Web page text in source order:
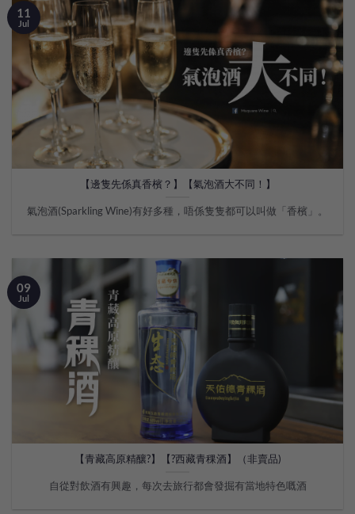
【邊隻先係真香檳？】【氣泡酒大不同！】
氣泡酒(Sparkling Wine)有好多種，唔係隻隻都可以叫做「香檳」。
11
Jul
【青藏高原精釀?】【?西藏青稞酒】（非賣品)
自從對飲酒有興趣，每次去旅行都會發掘有當地特色嘅酒
09
Jul